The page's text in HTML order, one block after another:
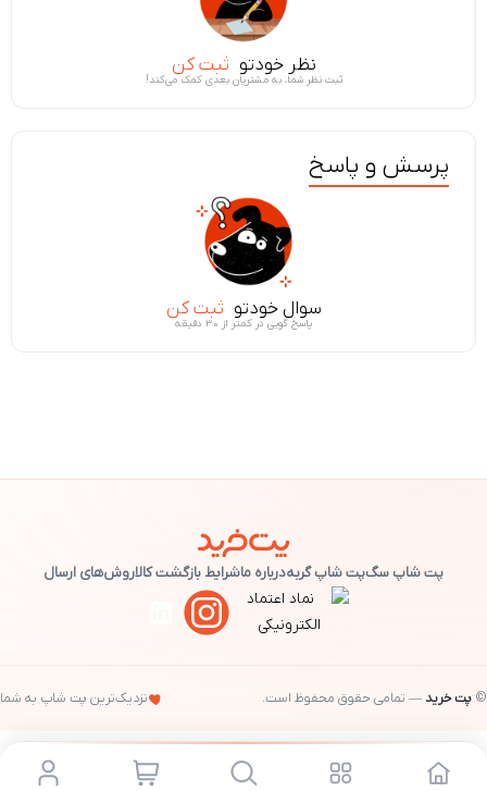
نظر خودتو ثبت کن
ثبت نظر شما، به مشتریان بعدی کمک می‌کند!
پرسش و پاسخ
سوال خودتو ثبت کن
پاسخ گویی در کمتر از ۳۰ دقیقه
پت شاپ سگپت شاپ گربهدرباره ماشرایط بازگشت کالاروش‌های ارسال
© پت خرید— تمامی حقوق محفوظ است. نزدیک‌ترین پت شاپ به شما